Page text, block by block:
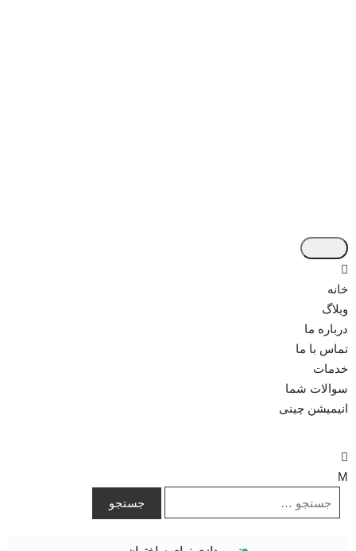
خانه
وبلاگ
درباره ما
تماس با ما
خدمات
سوالات شما
انیمیشن چینی